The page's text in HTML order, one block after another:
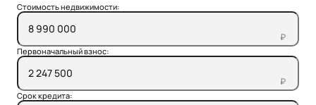
Стоимость недвижимости:
₽
Первоначальный взнос:
₽
Срок кредита: